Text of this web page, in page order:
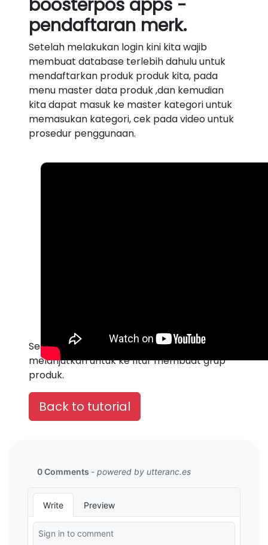
pendaftaran merk.
Setelah melakukan login kini kita wajib
membuat database terlebih dahulu untuk
mendaftarkan produk produk kita, pada
menu master data produk ,dan kemudian
kita dapat masuk ke master kategori untuk
memasukan kategori, cek pada video untuk
prosedur penggunaan.
Setelah selesai selanjutnya kita dapat
melanjutkan untuk ke fitur membuat grup
produk.
Back to tutorial